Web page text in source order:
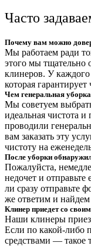
Часто
Почему вам можно
Мы работаем ради
этого мы тщательно
клинеров. У каждого
которая
Чем генеральная
Мы советуем
идеальная чистота
проводили
вам заказать эту
чистоту на
После уборки
Пожалуйста,
недочет и отправьте
ли сразу отправьте
же ответим и
Клинер приедет со
Наши клинеры
Если по какой-либо
средствами — такое